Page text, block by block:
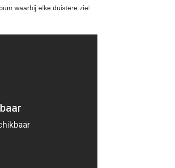
waarbij elke duistere ziel